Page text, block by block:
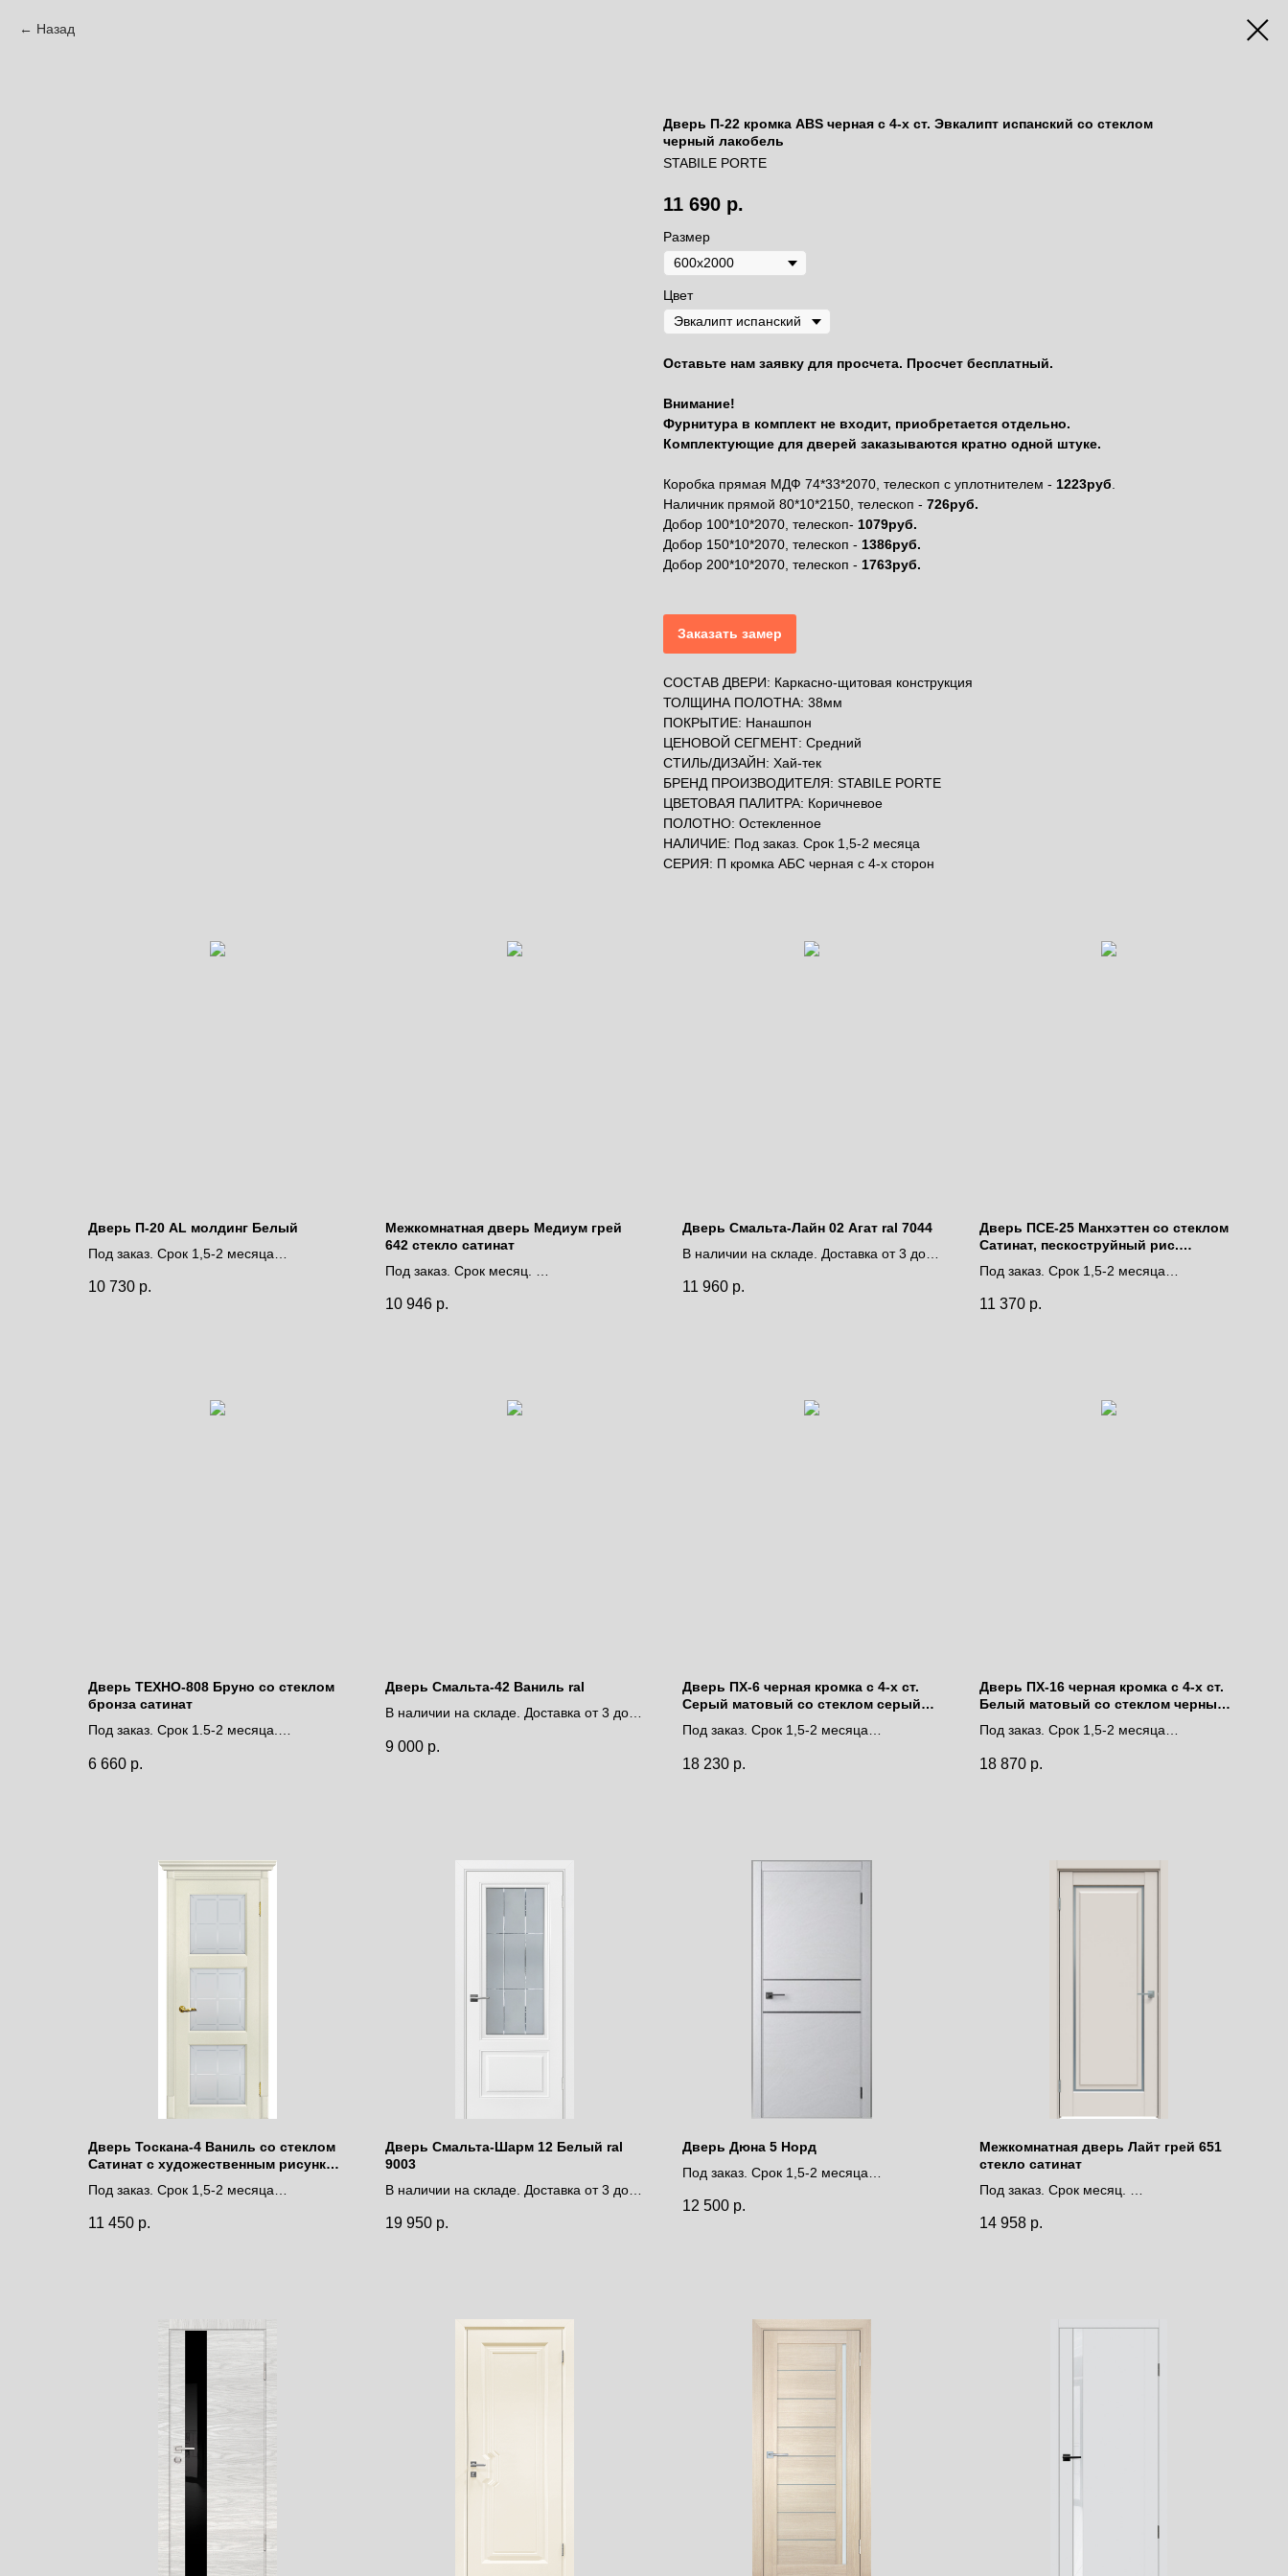
Назад
Дверь П-22 кромка ABS черная c 4-х ст. Эвкалипт испанский со стеклом
черный лакобель
STABILE PORTE
11 690 р.
Размер
Цвет
Оставьте нам заявку для просчета. Просчет бесплатный.
Внимание!
Фурнитура в комплект не входит, приобретается отдельно.
Комплектующие для дверей заказываются кратно одной штуке.
Коробка прямая МДФ 74*33*2070, телескоп с уплотнителем - 1223руб.
Наличник прямой 80*10*2150, телескоп - 726руб.
Добор 100*10*2070, телескоп- 1079руб.
Добор 150*10*2070, телескоп - 1386руб.
Добор 200*10*2070, телескоп - 1763руб.
Заказать замер
СОСТАВ ДВЕРИ: Каркасно-щитовая конструкция
ТОЛЩИНА ПОЛОТНА: 38мм
ПОКРЫТИЕ: Нанашпон
ЦЕНОВОЙ СЕГМЕНТ: Средний
СТИЛЬ/ДИЗАЙН: Хай-тек
БРЕНД ПРОИЗВОДИТЕЛЯ: STABILE PORTE
ЦВЕТОВАЯ ПАЛИТРА: Коричневое
ПОЛОТНО: Остекленное
НАЛИЧИЕ: Под заказ. Срок 1,5-2 месяца
СЕРИЯ: П кромка АБС черная c 4-х сторон
Дверь П-20 AL молдинг Белый
Под заказ. Срок 1,5-2 месяца
10 730 р.
Межкомнатная дверь Медиум грей
642 стекло сатинат
Под заказ. Срок месяц.
10 946 р.
Дверь Смальта-Лайн 02 Агат ral 7044
В наличии на складе. Доставка от 3 до 9
Цена за полотно
11 960 р.
Дверь ПСЕ-25 Манхэттен со стеклом
Сатинат, пескоструйный рис.
Полоска
Под заказ. Срок 1,5-2 месяца
11 370 р.
Дверь ТЕХНО-808 Бруно со стеклом
бронза сатинат
Под заказ. Срок 1.5-2 месяца.
6 660 р.
Дверь Смальта-42 Ваниль ral
В наличии на складе. Доставка от 3 до 9
Цена за полотно
9 000 р.
Дверь ПХ-6 черная кромка с 4-х ст.
Серый матовый со стеклом серый
лакобель
Под заказ. Срок 1,5-2 месяца
18 230 р.
Дверь ПХ-16 черная кромка с 4-х ст.
Белый матовый со стеклом черный
лакобель
Под заказ. Срок 1,5-2 месяца
18 870 р.
Дверь Тоскана-4 Ваниль со стеклом
Сатинат с художественным рисунком
Под заказ. Срок 1,5-2 месяца
11 450 р.
Дверь Смальта-Шарм 12 Белый ral
9003
В наличии на складе. Доставка от 3 до 9
Цена за полотно
19 950 р.
Дверь Дюна 5 Норд
Под заказ. Срок 1,5-2 месяца
12 500 р.
Межкомнатная дверь Лайт грей 651
стекло сатинат
Под заказ. Срок месяц.
14 958 р.